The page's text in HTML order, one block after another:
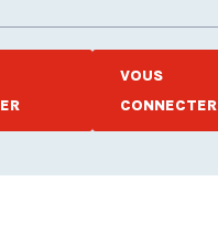
VOUS
CONNECTER